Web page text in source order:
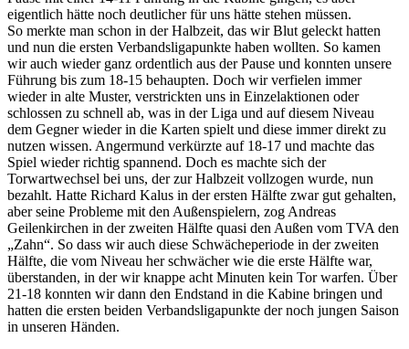
eigentlich hätte noch deutlicher für uns hätte stehen müssen.
So merkte man schon in der Halbzeit, das wir Blut geleckt hatten
und nun die ersten Verbandsligapunkte haben wollten. So kamen
wir auch wieder ganz ordentlich aus der Pause und konnten unsere
Führung bis zum 18-15 behaupten. Doch wir verfielen immer
wieder in alte Muster, verstrickten uns in Einzelaktionen oder
schlossen zu schnell ab, was in der Liga und auf diesem Niveau
dem Gegner wieder in die Karten spielt und diese immer direkt zu
nutzen wissen. Angermund verkürzte auf 18-17 und machte das
Spiel wieder richtig spannend. Doch es machte sich der
Torwartwechsel bei uns, der zur Halbzeit vollzogen wurde, nun
bezahlt. Hatte Richard Kalus in der ersten Hälfte zwar gut gehalten,
aber seine Probleme mit den Außenspielern, zog Andreas
Geilenkirchen in der zweiten Hälfte quasi den Außen vom TVA den
„Zahn“. So dass wir auch diese Schwächeperiode in der zweiten
Hälfte, die vom Niveau her schwächer wie die erste Hälfte war,
überstanden, in der wir knappe acht Minuten kein Tor warfen. Über
21-18 konnten wir dann den Endstand in die Kabine bringen und
hatten die ersten beiden Verbandsligapunkte der noch jungen Saison
in unseren Händen.